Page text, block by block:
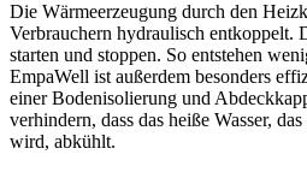
Die Wärmeerzeugung durch den
Verbrauchern hydraulisch entkoppelt.
starten und stoppen. So entstehen
EmpaWell ist außerdem besonders
einer Bodenisolierung und
verhindern, dass das heiße Wasser,
wird, abkühlt.